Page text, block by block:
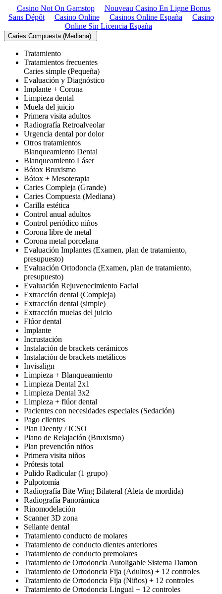
Casino Not On Gamstop
Nouveau Casino En Ligne Bonus
Sans Dépôt
Casino Online Casinos Online España
Casino
Online Sin Licencia España
Caries Compuesta (Mediana)
Tratamiento
Tratamientos frecuentes
Caries simple (Pequeña)
Evaluación y Diagnóstico
Implante + Corona
Limpieza dental
Muela del juicio
Primera visita adultos
Radiografía Retroalveolar
Urgencia dental por dolor
Otros tratamientos
Blanqueamiento Dental
Blanqueamiento Láser
Bótox Bruxismo
Bótox + Mesoterapia
Caries Compleja (Grande)
Caries Compuesta (Mediana)
Carilla estética
Control anual adultos
Control periódico niños
Corona libre de metal
Corona metal porcelana
Evaluación Implantes (Examen, plan de tratamiento,
presupuesto)
Evaluación Ortodoncia (Examen, plan de tratamiento,
presupuesto)
Evaluación Rejuvenecimiento Facial
Extracción dental (Compleja)
Extracción dental (simple)
Extracción muelas del juicio
Flúor dental
Implante
Incrustación
Instalación de brackets cerámicos
Instalación de brackets metálicos
Invisalign
Limpieza + Blanqueamiento
Limpieza Dental 2x1
Limpieza Dental 3x2
Limpieza + flúor dental
Pacientes con necesidades especiales (Sedación)
Pago clientes
Plan Deenty / ICSO
Plano de Relajación (Bruxismo)
Plan prevención niños
Primera visita niños
Prótesis total
Pulido Radicular (1 grupo)
Pulpotomía
Radiografía Bite Wing Bilateral (Aleta de mordida)
Radiografía Panorámica
Rinomodelación
Scanner 3D zona
Sellante dental
Tratamiento conducto de molares
Tratamiento de conducto dientes anteriores
Tratamiento de conducto premolares
Tratamiento de Ortodoncia Autoligable Sistema Damon
Tratamiento de Ortodoncia Fija (Adultos) + 12 controles
Tratamiento de Ortodoncia Fija (Niños) + 12 controles
Tratamiento de Ortodoncia Lingual + 12 controles